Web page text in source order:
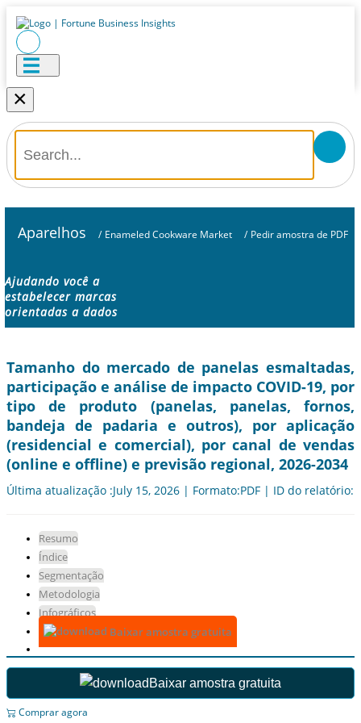
×
Aparelhos / Enameled Cookware Market / Pedir amostra de PDF
Ajudando você a
estabelecer marcas
orientadas a dados
Tamanho do mercado de panelas esmaltadas,
participação e análise de impacto COVID-19, por
tipo de produto (panelas, panelas, fornos,
bandeja de padaria e outros), por aplicação
(residencial e comercial), por canal de vendas
(online e offline) e previsão regional, 2026-2034
Última atualização :July 15, 2026 | Formato:PDF | ID do relatório:
Resumo
Índice
Segmentação
Metodologia
Infográficos
Baixar amostra gratuita
Baixar amostra gratuita
Comprar agora